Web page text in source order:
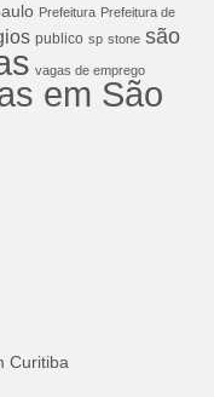
Prefeitura Prefeitura de
publico sp stone são
vagas de emprego
em São
Curitiba